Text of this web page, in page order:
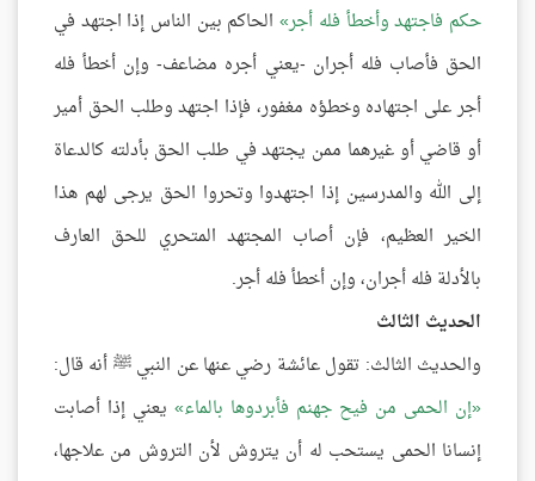
حكم فاجتهد وأخطأ فله أجر الحاكم بين الناس إذا اجتهد في
الحق فأصاب فله أجران -يعني أجره مضاعف- وإن أخطأ فله
أجر على اجتهاده وخطؤه مغفور، فإذا اجتهد وطلب الحق أمير
أو قاضي أو غيرهما ممن يجتهد في طلب الحق بأدلته كالدعاة
إلى الله والمدرسين إذا اجتهدوا وتحروا الحق يرجى لهم هذا
الخير العظيم، فإن أصاب المجتهد المتحري للحق العارف
بالأدلة فله أجران، وإن أخطأ فله أجر.
الحديث الثالث
والحديث الثالث: تقول عائشة رضي عنها عن النبي ﷺ أنه قال:
إن الحمى من فيح جهنم فأبردوها بالماء يعني إذا أصابت
إنسانا الحمى يستحب له أن يتروش لأن التروش من علاجها،